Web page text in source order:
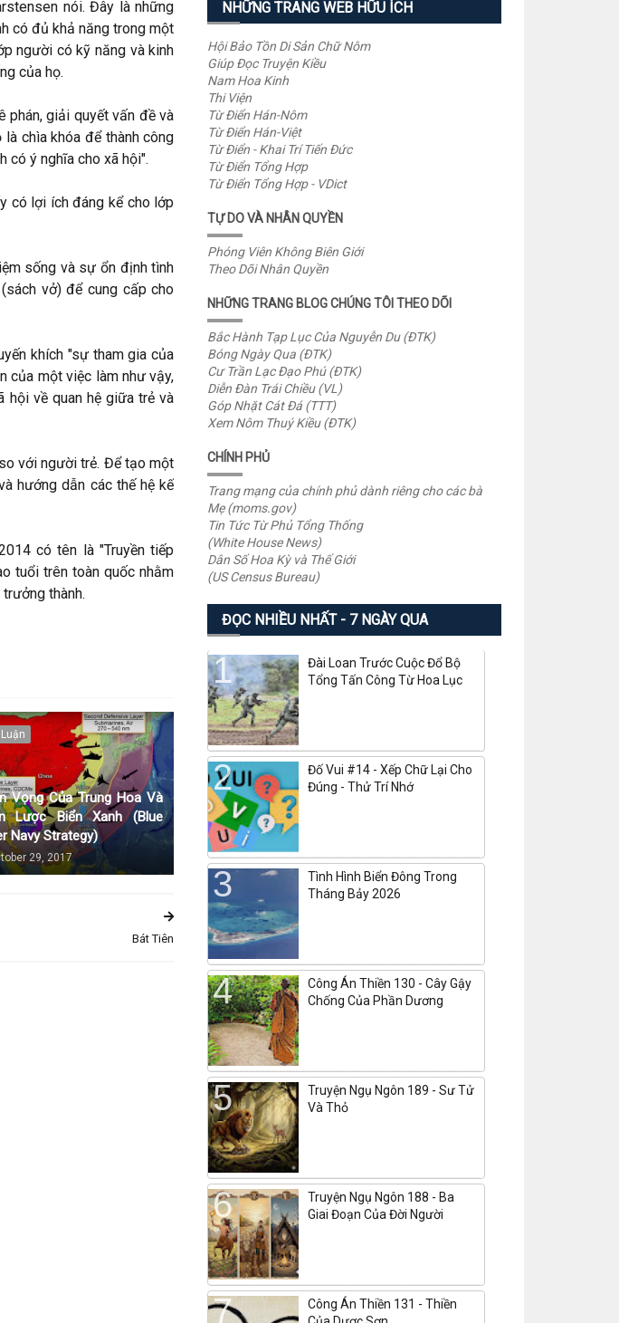
nói. Đây là những
có đủ khả năng trong một
người có kỹ năng và kinh
của họ.
phán, giải quyết vấn đề và
chìa khóa để thành công
có ý nghĩa cho xã hội".
có lợi ích đáng kể cho lớp
sống và sự ổn định tình
vở) để cung cấp cho
khích "sự tham gia của
của một việc làm như vậy,
về quan hệ giữa trẻ và
với người trẻ. Để tạo một
hướng dẫn các thế hệ kế
có tên là "Truyền tiếp
tuổi trên toàn quốc nhằm
thành.
Vọng Của Trung Hoa Và
Lược Biển Xanh (Blue
Navy Strategy)
29, 2017
Bát Tiên
NHỮNG TRANG WEB HỮU ÍCH
Hội Bảo Tồn Di Sản Chữ Nôm
Giúp Đọc Truyện Kiều
Nam Hoa Kinh
Thi Viện
Từ Điển Hán-Nôm
Từ Điển Hán-Việt
Từ Điển - Khai Trí Tiến Đức
Từ Điển Tổng Hợp
Từ Điển Tổng Hợp - VDict
TỰ DO VÀ NHÂN QUYỀN
Phóng Viên Không Biên Giới
Theo Dõi Nhân Quyền
NHỮNG TRANG BLOG CHÚNG TÔI THEO DÕI
Bắc Hành Tạp Lục Của Nguyễn Du (ĐTK)
Bóng Ngày Qua (ĐTK)
Cư Trần Lạc Đạo Phú (ĐTK)
Diễn Đàn Trái Chiều (VL)
Góp Nhặt Cát Đá (TTT)
Xem Nôm Thuý Kiều (ĐTK)
CHÍNH PHỦ
Trang mạng của chính phủ dành riêng cho các bà
Mẹ (moms.gov)
Tin Tức Từ Phủ Tổng Thống
(White House News)
Dân Số Hoa Kỳ và Thế Giới
(US Census Bureau)
ĐỌC NHIỀU NHẤT - 7 NGÀY QUA
Đài Loan Trước Cuộc Đổ Bộ
Tổng Tấn Công Từ Hoa Lục
Đố Vui #14 - Xếp Chữ Lại Cho
Đúng - Thử Trí Nhớ
Tình Hình Biển Đông Trong
Tháng Bảy 2026
Công Án Thiền 130 - Cây Gậy
Chống Của Phần Dương
Truyện Ngụ Ngôn 189 - Sư Tử
Và Thỏ
Truyện Ngụ Ngôn 188 - Ba
Giai Đoạn Của Đời Người
Công Án Thiền 131 - Thiền